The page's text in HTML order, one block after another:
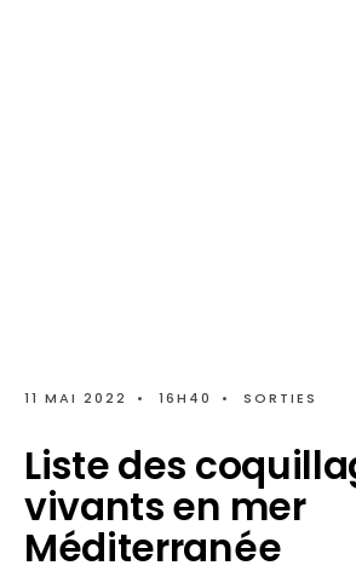
11 MAI 2022 • 16H40 • SORTIES
Liste des
vivants en mer
Méditerranée